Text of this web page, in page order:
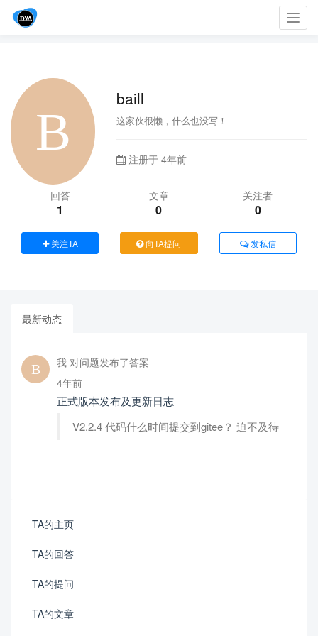
baill
这家伙很懒，什么也没写！
注册于 4年前
回答
1
文章
0
关注者
0
关注TA 向TA提问 发私信
最新动态
我 对问题发布了答案
4年前
正式版本发布及更新日志
V2.2.4 代码什么时间提交到gitee？ 迫不及待
TA的主页
TA的回答
TA的提问
TA的文章